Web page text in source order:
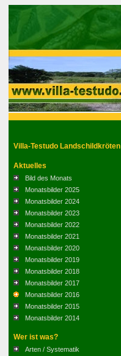
Villa-Testudo Landschildkröten
Aktuelles
Bild des Monats
Monatsbilder 2025
Monatsbilder 2024
Monatsbilder 2023
Monatsbilder 2022
Monatsbilder 2021
Monatsbilder 2020
Monatsbilder 2019
Monatsbilder 2018
Monatsbilder 2017
Monatsbilder 2016
Monatsbilder 2015
Monatsbilder 2014
Wer ist was?
Arten / Systematik